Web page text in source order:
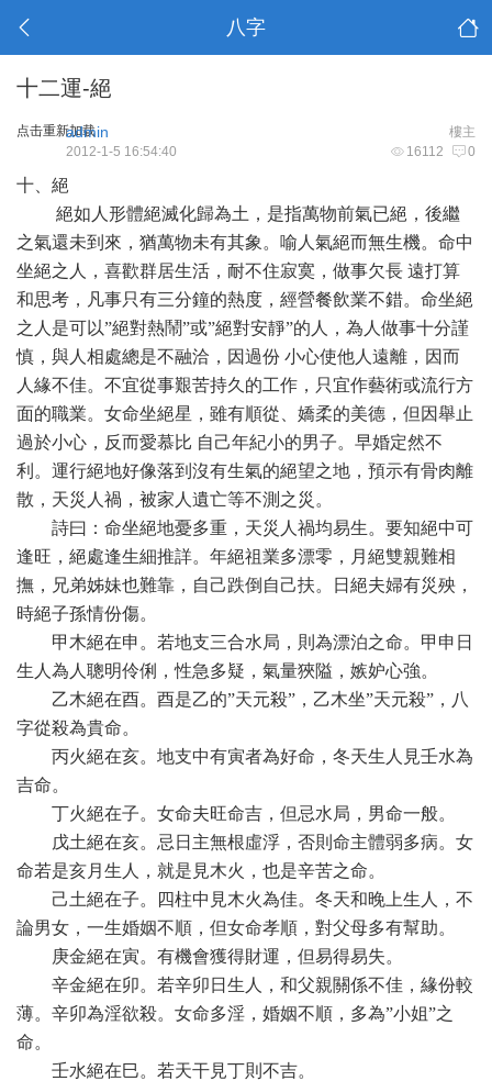
八字
十二運-絕
点击重新加载 樓主
admin
16112 0
2012-1-5 16:54:40
十、絕
絕如人形體絕滅化歸為土，是指萬物前氣已絕，後繼
之氣還未到來，猶萬物未有其象。喻人氣絕而無生機。命中
坐絕之人，喜歡群居生活，耐不住寂寞，做事欠長 遠打算
和思考，凡事只有三分鐘的熱度，經營餐飲業不錯。命坐絕
之人是可以”絕對熱鬧”或”絕對安靜”的人，為人做事十分謹
慎，與人相處總是不融洽，因過份 小心使他人遠離，因而
人緣不佳。不宜從事艱苦持久的工作，只宜作藝術或流行方
面的職業。女命坐絕星，雖有順從、嬌柔的美德，但因舉止
過於小心，反而愛慕比 自己年紀小的男子。早婚定然不
利。運行絕地好像落到沒有生氣的絕望之地，預示有骨肉離
散，天災人禍，被家人遺亡等不測之災。
詩曰：命坐絕地憂多重，天災人禍均易生。要知絕中可
逢旺，絕處逢生細推詳。年絕祖業多漂零，月絕雙親難相
撫，兄弟姊妹也難靠，自己跌倒自己扶。日絕夫婦有災殃，
時絕子孫情份傷。
甲木絕在申。若地支三合水局，則為漂泊之命。甲申日
生人為人聰明伶俐，性急多疑，氣量狹隘，嫉妒心強。
乙木絕在酉。酉是乙的”天元殺”，乙木坐”天元殺”，八
字從殺為貴命。
丙火絕在亥。地支中有寅者為好命，冬天生人見壬水為
吉命。
丁火絕在子。女命夫旺命吉，但忌水局，男命一般。
戊土絕在亥。忌日主無根虛浮，否則命主體弱多病。女
命若是亥月生人，就是見木火，也是辛苦之命。
己土絕在子。四柱中見木火為佳。冬天和晚上生人，不
論男女，一生婚姻不順，但女命孝順，對父母多有幫助。
庚金絕在寅。有機會獲得財運，但易得易失。
辛金絕在卯。若辛卯日生人，和父親關係不佳，緣份較
薄。辛卯為淫欲殺。女命多淫，婚姻不順，多為”小姐”之
命。
壬水絕在巳。若天干見丁則不吉。